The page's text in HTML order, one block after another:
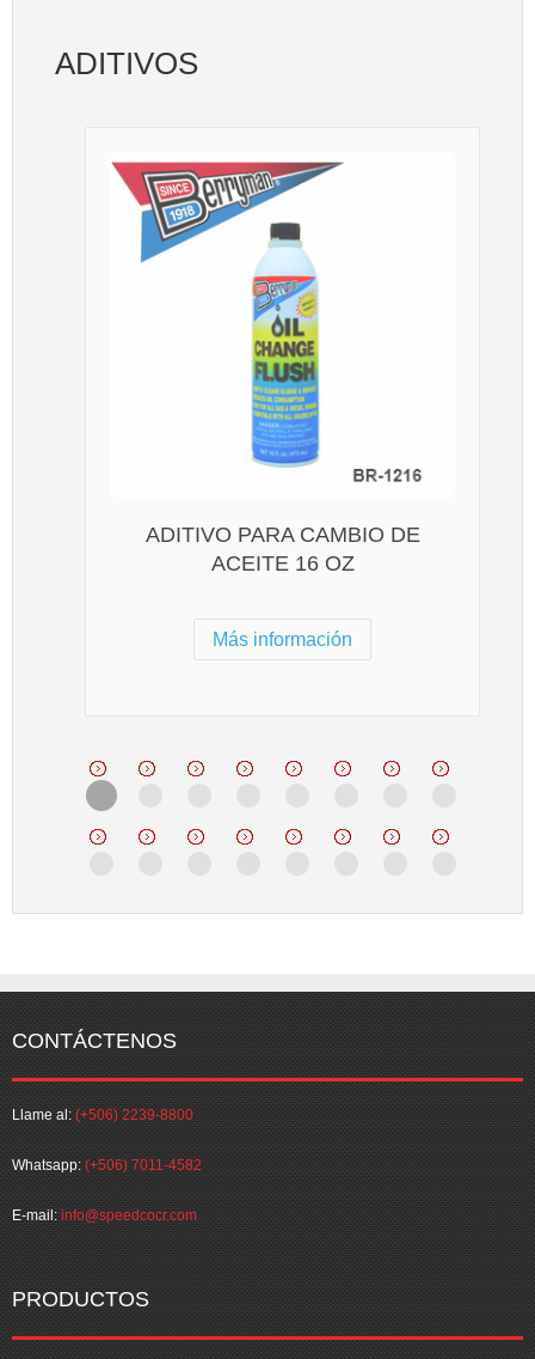
ADITIVOS
ADITIVO PARA CAMBIO DE
ACEITE 16 OZ
Más información
CONTÁCTENOS
Llame al: (+506) 2239-8800
Whatsapp: (+506) 7011-4582
E-mail: info@speedcocr.com
PRODUCTOS